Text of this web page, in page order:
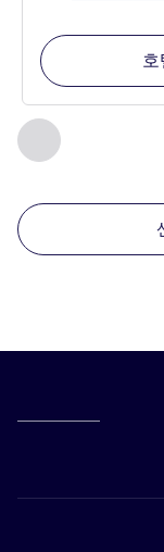
이전 - 주변에
2/ 페이지 , 주변
호